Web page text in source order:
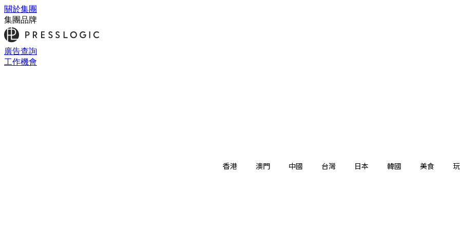
關於集團
集團品牌
廣告查詢
工作機會
香港 澳門 中國 台灣 日本 韓國 美食